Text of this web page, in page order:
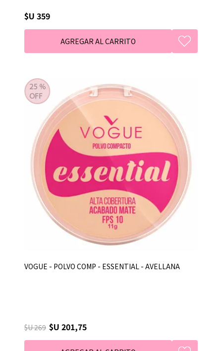
$U 359
VOGUE - POLVO COMP - ESSENTIAL - AVELLANA
$U 269 $U 201,75